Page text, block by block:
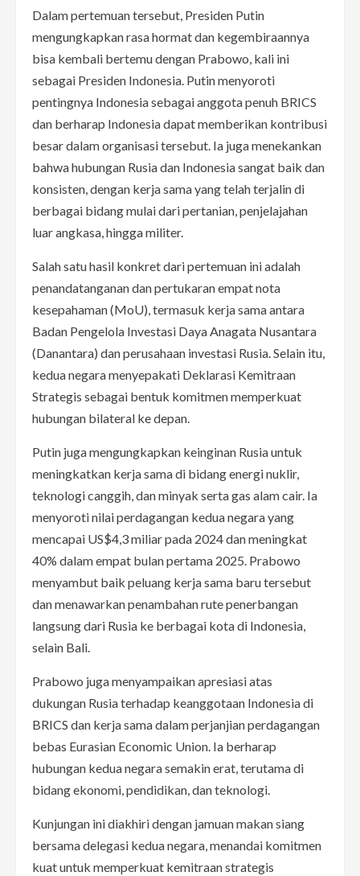
Dalam pertemuan tersebut, Presiden Putin
mengungkapkan rasa hormat dan kegembiraannya
bisa kembali bertemu dengan Prabowo, kali ini
sebagai Presiden Indonesia. Putin menyoroti
pentingnya Indonesia sebagai anggota penuh BRICS
dan berharap Indonesia dapat memberikan kontribusi
besar dalam organisasi tersebut. Ia juga menekankan
bahwa hubungan Rusia dan Indonesia sangat baik dan
konsisten, dengan kerja sama yang telah terjalin di
berbagai bidang mulai dari pertanian, penjelajahan
luar angkasa, hingga militer.
Salah satu hasil konkret dari pertemuan ini adalah
penandatanganan dan pertukaran empat nota
kesepahaman (MoU), termasuk kerja sama antara
Badan Pengelola Investasi Daya Anagata Nusantara
(Danantara) dan perusahaan investasi Rusia. Selain itu,
kedua negara menyepakati Deklarasi Kemitraan
Strategis sebagai bentuk komitmen memperkuat
hubungan bilateral ke depan.
Putin juga mengungkapkan keinginan Rusia untuk
meningkatkan kerja sama di bidang energi nuklir,
teknologi canggih, dan minyak serta gas alam cair. Ia
menyoroti nilai perdagangan kedua negara yang
mencapai US$4,3 miliar pada 2024 dan meningkat
40% dalam empat bulan pertama 2025. Prabowo
menyambut baik peluang kerja sama baru tersebut
dan menawarkan penambahan rute penerbangan
langsung dari Rusia ke berbagai kota di Indonesia,
selain Bali.
Prabowo juga menyampaikan apresiasi atas
dukungan Rusia terhadap keanggotaan Indonesia di
BRICS dan kerja sama dalam perjanjian perdagangan
bebas Eurasian Economic Union. Ia berharap
hubungan kedua negara semakin erat, terutama di
bidang ekonomi, pendidikan, dan teknologi.
Kunjungan ini diakhiri dengan jamuan makan siang
bersama delegasi kedua negara, menandai komitmen
kuat untuk memperkuat kemitraan strategis